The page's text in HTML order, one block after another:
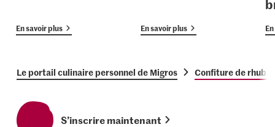
En savoir plus En savoir plus
Le portail culinaire personnel de Migros Confiture de
S’inscrire maintenant